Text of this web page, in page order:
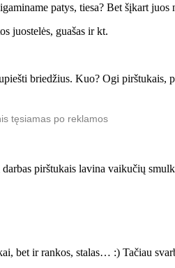
patys, tiesa? Bet šįkart juos
juostelės, guašas ir kt.
briedžius. Kuo? Ogi pirštukais,
tęsiamas po reklamos
pirštukais lavina vaikučių
bet ir rankos, stalas… :) Tačiau